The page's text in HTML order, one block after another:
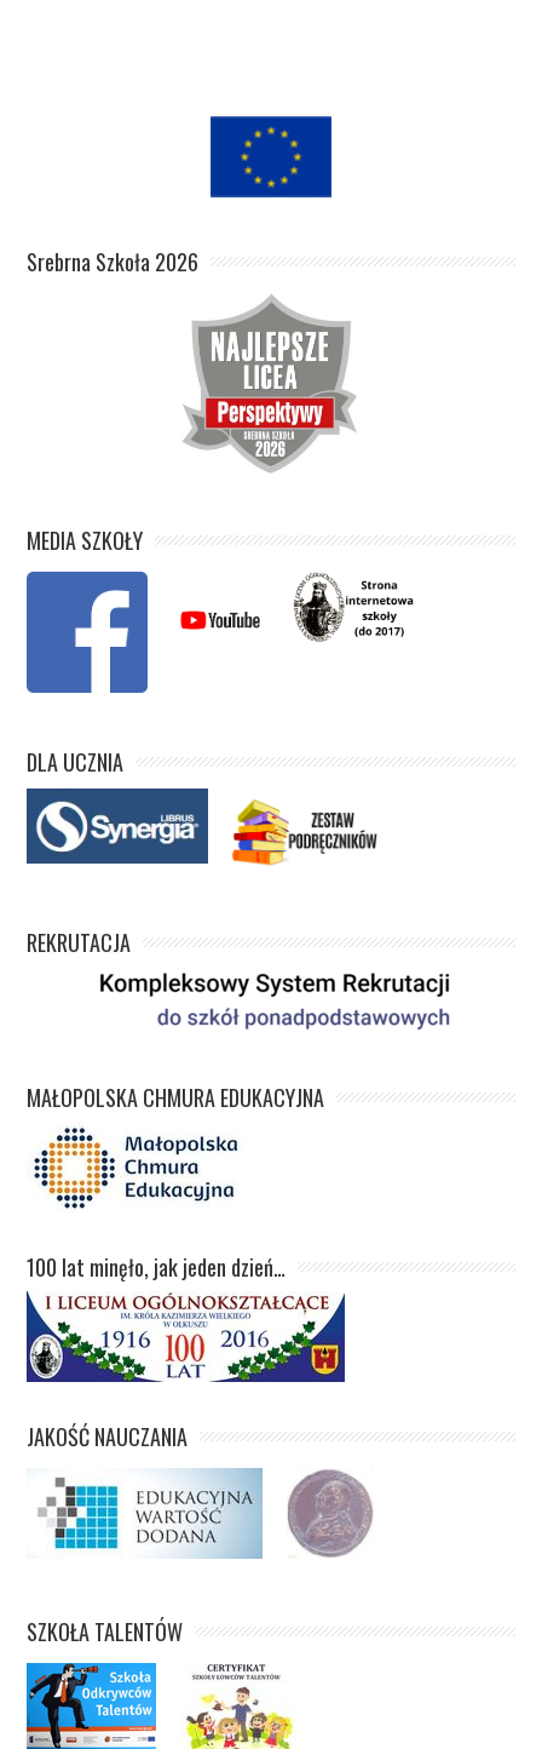
Srebrna Szkoła 2026
MEDIA SZKOŁY
DLA UCZNIA
REKRUTACJA
MAŁOPOLSKA CHMURA EDUKACYJNA
100 lat minęło, jak jeden dzień…
JAKOŚĆ NAUCZANIA
SZKOŁA TALENTÓW